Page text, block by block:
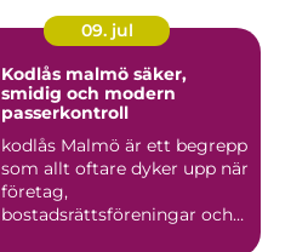
09. jul
Kodlås malmö säker,
smidig och modern
passerkontroll
kodlås Malmö är ett begrepp
som allt oftare dyker upp när
företag,
bostadsrättsföreningar och